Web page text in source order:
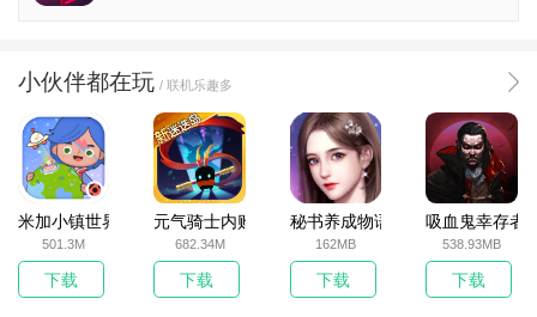
小伙伴都在玩 / 联机乐趣多
米加小镇世界2025官方版
501.3M
下载
元气骑士内购破解版
682.34M
下载
秘书养成物语
162MB
下载
吸血鬼幸存者
538.93MB
下载